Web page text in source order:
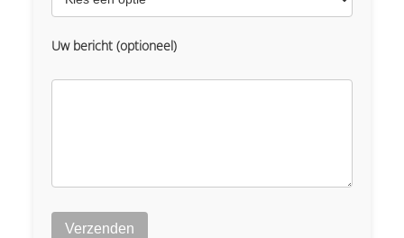
Uw bericht (optioneel)